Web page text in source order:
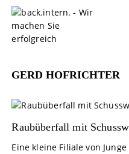
GERD HOFRICHTER
Raubüberfall mit
Eine kleine Filiale von